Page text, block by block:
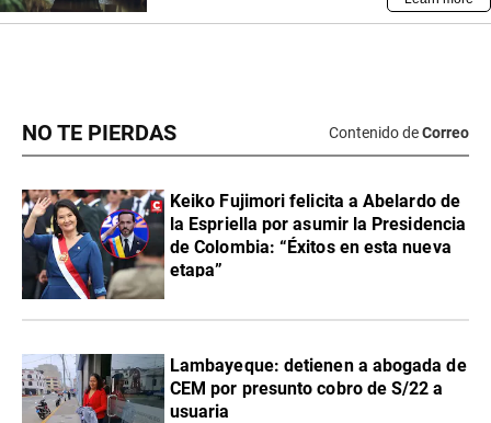
NO TE PIERDAS Contenido deCorreo
Keiko Fujimori felicita a Abelardo de
la Espriella por asumir la Presidencia
de Colombia: “Éxitos en esta nueva
etapa”
Lambayeque: detienen a abogada de
CEM por presunto cobro de S/22 a
usuaria